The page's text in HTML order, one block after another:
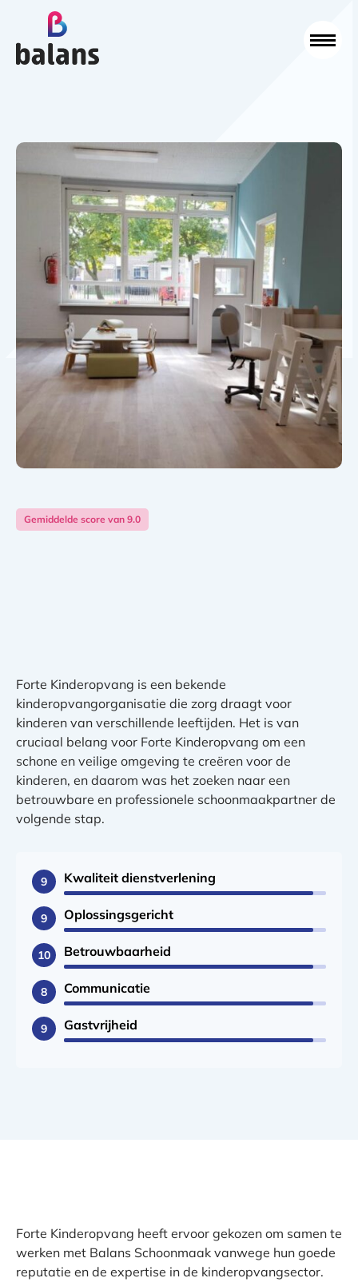
Gemiddelde score van 9.0
Forte Kinderopvang is een bekende
kinderopvangorganisatie die zorg draagt voor
kinderen van verschillende leeftijden. Het is van
cruciaal belang voor Forte Kinderopvang om een
schone en veilige omgeving te creëren voor de
kinderen, en daarom was het zoeken naar een
betrouwbare en professionele schoonmaakpartner de
volgende stap.
9 Kwaliteit dienstverlening
9 Oplossingsgericht
10 Betrouwbaarheid
8 Communicatie
9 Gastvrijheid
Forte Kinderopvang heeft ervoor gekozen om samen te
werken met Balans Schoonmaak vanwege hun goede
reputatie en de expertise in de kinderopvangsector.